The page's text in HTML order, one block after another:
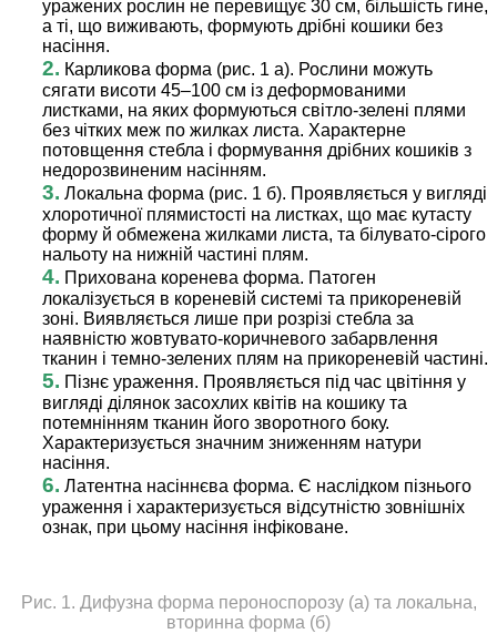
уражених рослин не перевищує 30 см, більшість гине,
а ті, що виживають, формують дрібні кошики без
насіння.
2. Карликова форма (рис. 1 а). Рослини можуть
сягати висоти 45–100 см із деформованими
листками, на яких формуються світло-зелені плями
без чітких меж по жилках листа. Характерне
потовщення стебла і формування дрібних кошиків з
недорозвиненим насінням.
3. Локальна форма (рис. 1 б). Проявляється у вигляді
хлоротичної плямистості на листках, що має кутасту
форму й обмежена жилками листа, та білувато-сірого
нальоту на нижній частині плям.
4. Прихована коренева форма. Патоген
локалізується в кореневій системі та прикореневій
зоні. Виявляється лише при розрізі стебла за
наявністю жовтувато-коричневого забарвлення
тканин і темно-зелених плям на прикореневій частині.
5. Пізнє ураження. Проявляється під час цвітіння у
вигляді ділянок засохлих квітів на кошику та
потемнінням тканин його зворотного боку.
Характеризується значним зниженням натури
насіння.
6. Латентна насіннєва форма. Є наслідком пізнього
ураження і характеризується відсутністю зовнішніх
ознак, при цьому насіння інфіковане.
Рис. 1. Дифузна форма пероноспорозу (а) та локальна,
вторинна форма (б)